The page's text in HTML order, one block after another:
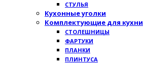
СТУЛЬЯ
Кухонные уголки
Комплектующие для кухни
СТОЛЕШНИЦЫ
ФАРТУКИ
ПЛАНКИ
ПЛИНТУСА